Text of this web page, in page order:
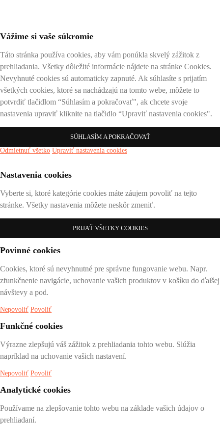
Vážime si vaše súkromie
Táto stránka používa cookies, aby vám ponúkla skvelý zážitok z
prehliadania. Všetky dôležité informácie nájdete na stránke Cookies.
Nevyhnuté cookies sú automaticky zapnuté. Ak súhlasíte s prijatím
všetkých cookies, ktoré sa nachádzajú na tomto webe, môžete to
potvrdiť tlačidlom “Súhlasím a pokračovať", ak chcete svoje
nastavenia upraviť kliknite na tlačidlo “Upraviť nastavenia cookies".
SÚHLASÍM A POKRAČOVAŤ
Odmietnuť všetko Upraviť nastavenia cookies
Nastavenia cookies
Vyberte si, ktoré kategórie cookies máte záujem povoliť na tejto
stránke. Všetky nastavenia môžete neskôr zmeniť.
PRIJAŤ VŠETKY COOKIES
Povinné cookies
Cookies, ktoré sú nevyhnutné pre správne fungovanie webu. Napr.
zfunkčnenie navigácie, uchovanie vašich produktov v košíku do ďalšej
návštevy a pod.
Nepovoliť Povoliť
Funkčné cookies
Výrazne zlepšujú váš zážitok z prehliadania tohto webu. Slúžia
napríklad na uchovanie vašich nastavení.
Nepovoliť Povoliť
Analytické cookies
Používame na zlepšovanie tohto webu na základe vašich údajov o
prehliadaní.